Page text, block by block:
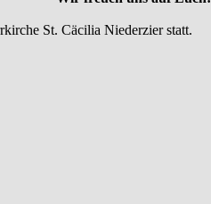
St. Cäcilia Niederzier statt.